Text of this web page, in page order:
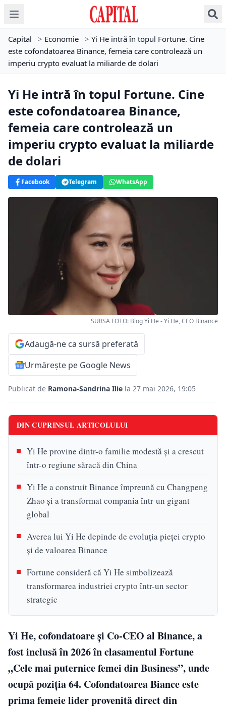
Capital > Economie > Yi He intră în topul Fortune. Cine
este cofondatoarea Binance, femeia care controlează un
imperiu crypto evaluat la miliarde de dolari
Yi He intră în topul Fortune. Cine
este cofondatoarea Binance,
femeia care controlează un
imperiu crypto evaluat la miliarde
de dolari
Facebook Telegram WhatsApp
SURSA FOTO: Blog Yi He - Yi He, CEO Binance
Adaugă-ne ca sursă preferată
Urmărește pe Google News
Publicat de Ramona-Sandrina Ilie la 27 mai 2026, 19:05
DIN CUPRINSUL ARTICOLULUI
Yi He provine dintr-o familie modestă și a crescut
într-o regiune săracă din China
Yi He a construit Binance împreună cu Changpeng
Zhao și a transformat compania într-un gigant
global
Averea lui Yi He depinde de evoluția pieței crypto
și de valoarea Binance
Fortune consideră că Yi He simbolizează
transformarea industriei crypto într-un sector
strategic
Yi He, cofondatoare și Co-CEO al Binance, a
fost inclusă în 2026 în clasamentul Fortune
„Cele mai puternice femei din Business”, unde
ocupă poziția 64. Cofondatoarea Biance este
prima femeie lider provenită direct din